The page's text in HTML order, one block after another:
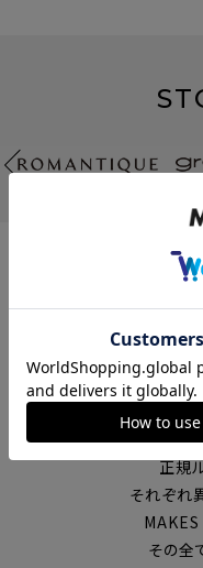
富山の中
セ
国
正規
それぞれ
その全